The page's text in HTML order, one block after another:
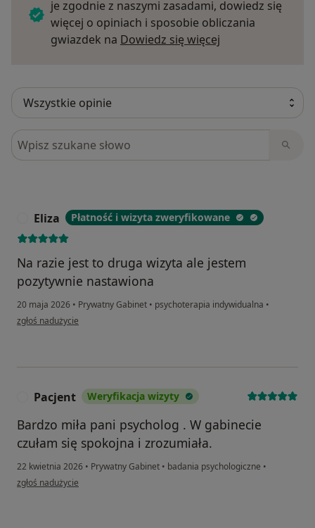
je zgodnie z naszymi zasadami, dowiedz się
więcej o opiniach i sposobie obliczania
gwiazdek na Dowiedz się więcej
Szukaj w opiniach
Eliza Płatność i wizyta zweryfikowane
Na razie jest to druga wizyta ale jestem
pozytywnie nastawiona
20 maja 2026 • Prywatny Gabinet • psychoterapia indywidualna •
w opinii użytkownika Eliza
zgłoś nadużycie
Pacjent Weryfikacja wizyty
Bardzo miła pani psycholog . W gabinecie
czułam się spokojna i zrozumiała.
22 kwietnia 2026 • Prywatny Gabinet • badania psychologiczne •
w opinii użytkownika Pacjent
zgłoś nadużycie